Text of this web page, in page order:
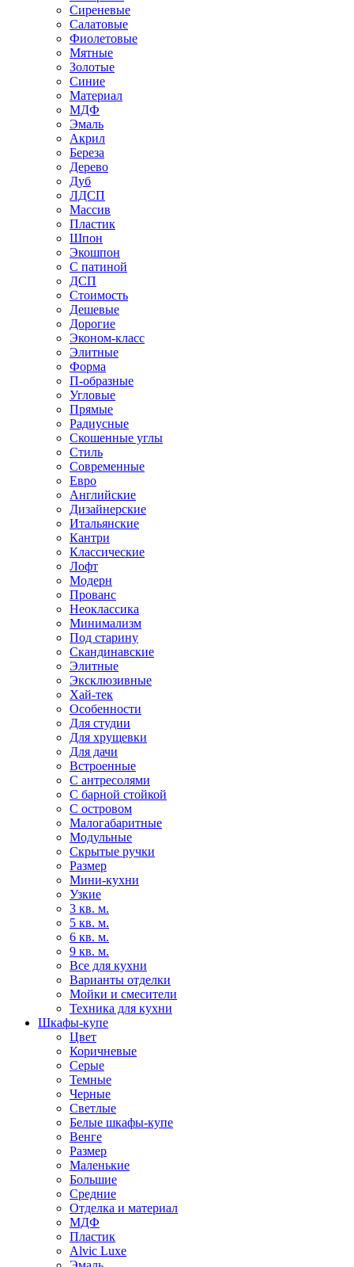
Сиреневые
Салатовые
Фиолетовые
Мятные
Золотые
Синие
Материал
МДФ
Эмаль
Акрил
Береза
Дерево
Дуб
ЛДСП
Массив
Пластик
Шпон
Экошпон
С патиной
ДСП
Стоимость
Дешевые
Дорогие
Эконом-класс
Элитные
Форма
П-образные
Угловые
Прямые
Радиусные
Скошенные углы
Стиль
Современные
Евро
Английские
Дизайнерские
Итальянские
Кантри
Классические
Лофт
Модерн
Прованс
Неоклассика
Минимализм
Под старину
Скандинавские
Элитные
Эксклюзивные
Хай-тек
Особенности
Для студии
Для хрущевки
Для дачи
Встроенные
С антресолями
С барной стойкой
С островом
Малогабаритные
Модульные
Скрытые ручки
Размер
Мини-кухни
Узкие
3 кв. м.
5 кв. м.
6 кв. м.
9 кв. м.
Все для кухни
Варианты отделки
Мойки и смесители
Техника для кухни
Шкафы-купе
Цвет
Коричневые
Серые
Темные
Черные
Светлые
Белые шкафы-купе
Венге
Размер
Маленькие
Большие
Средние
Отделка и материал
МДФ
Пластик
Alvic Luxe